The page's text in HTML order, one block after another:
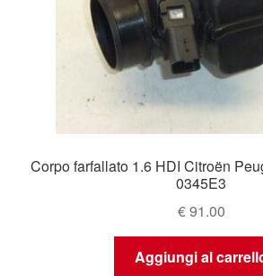
Corpo farfallato 1.6 HDI Citroën
0345E3
€91.00
Aggiungi al